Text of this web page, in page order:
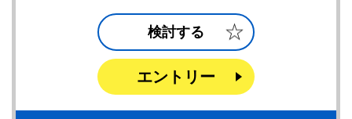
検討する
エントリー